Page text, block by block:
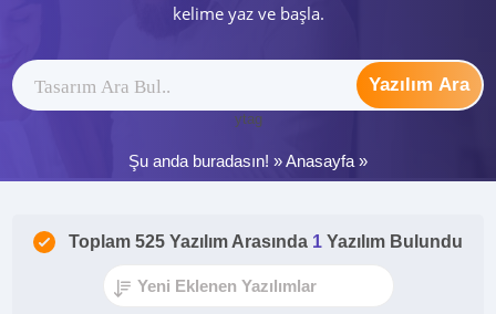
kelime yaz ve başla.
Yazılım Ara
ytag
Şu anda buradasın! »Anasayfa »
Toplam 525 Yazılım Arasında 1 Yazılım Bulundu